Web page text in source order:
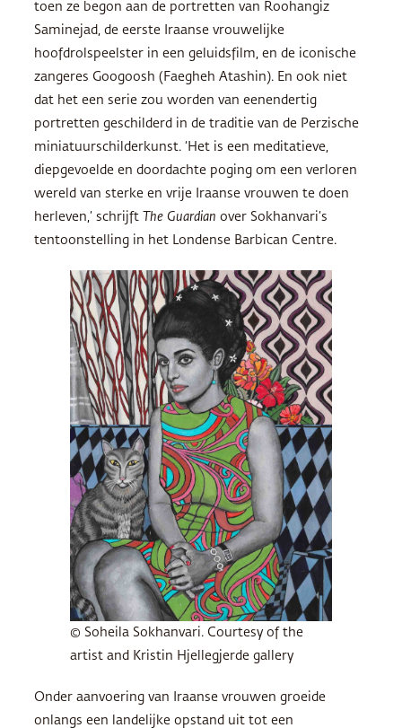
toen ze begon aan de portretten van Roohangiz
Saminejad, de eerste Iraanse vrouwelijke
hoofdrolspeelster in een geluidsfilm, en de iconische
zangeres Googoosh (Faegheh Atashin). En ook niet
dat het een serie zou worden van eenendertig
portretten geschilderd in de traditie van de Perzische
miniatuurschilderkunst. ‘Het is een meditatieve,
diepgevoelde en doordachte poging om een verloren
wereld van sterke en vrije Iraanse vrouwen te doen
herleven,’ schrijft The Guardian over Sokhanvari’s
tentoonstelling in het Londense Barbican Centre.
© Soheila Sokhanvari. Courtesy of the
artist and Kristin Hjellegjerde gallery
Onder aanvoering van Iraanse vrouwen groeide
onlangs een landelijke opstand uit tot een